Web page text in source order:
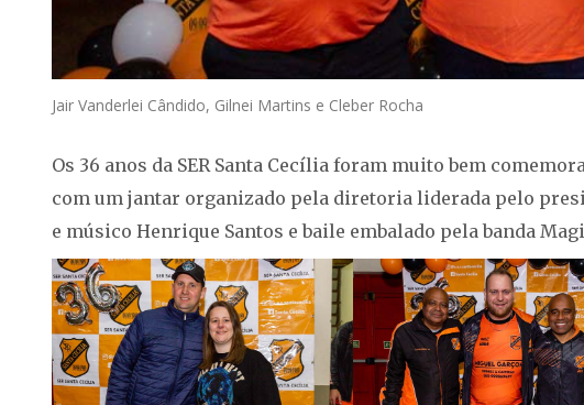
Jair Vanderlei Cândido, Gilnei Martins e Cleber Rocha
Os 36 anos da SER Santa Cecília foram muito bem
com um jantar organizado pela diretoria liderada pelo
e músico Henrique Santos e baile embalado pela banda